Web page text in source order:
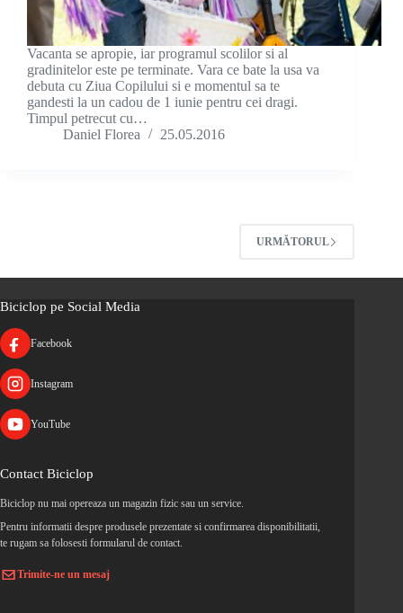
Vacanta se apropie, iar programul scolilor si al
gradinitelor este pe terminate. Vara ce bate la usa va
debuta cu Ziua Copilului si e momentul sa te
gandesti la un cadou de 1 iunie pentru cei dragi.
Timpul petrecut cu…
Daniel Florea
25.05.2016
URMĂTORUL
Biciclop pe Social Media
Facebook
Instagram
YouTube
Contact Biciclop
Biciclop nu mai opereaza un magazin fizic sau un service.
Pentru informatii despre produsele prezentate si confirmarea disponibilitatii,
te rugam sa folosesti formularul de contact.
Trimite-ne un mesaj